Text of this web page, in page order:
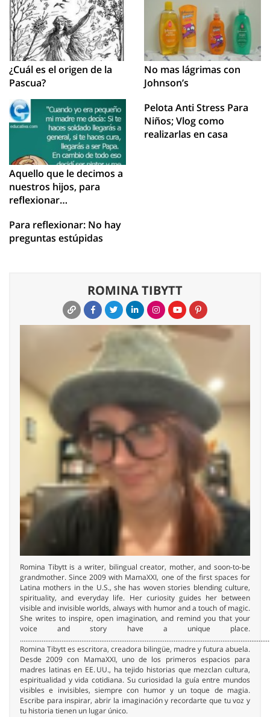
¿Cuál es el origen de la
Pascua?
No mas lágrimas con
Johnson’s
Aquello que le decimos a
nuestros hijos, para
reflexionar…
Pelota Anti Stress Para
Niños; Vlog como
realizarlas en casa
Para reflexionar: No hay
preguntas estúpidas
ROMINA TIBYTT
Romina Tibytt is a writer, bilingual creator, mother, and soon-to-be
grandmother. Since 2009 with MamaXXI, one of the first spaces for
Latina mothers in the U.S., she has woven stories blending culture,
spirituality, and everyday life. Her curiosity guides her between
visible and invisible worlds, always with humor and a touch of magic.
She writes to inspire, open imagination, and remind you that your
voice and story have a unique place.
Romina Tibytt es escritora, creadora bilingüe, madre y futura abuela.
Desde 2009 con MamaXXI, uno de los primeros espacios para
madres latinas en EE. UU., ha tejido historias que mezclan cultura,
espiritualidad y vida cotidiana. Su curiosidad la guía entre mundos
visibles e invisibles, siempre con humor y un toque de magia.
Escribe para inspirar, abrir la imaginación y recordarte que tu voz y
tu historia tienen un lugar único.